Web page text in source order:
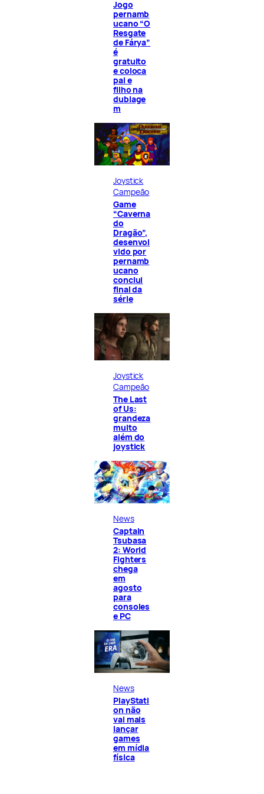
Jogo
pernamb
ucano “O
Resgate
de Fárya”
é
gratuito
e coloca
pai e
filho na
dublage
m
Joystick
Campeão
Game
“Caverna
do
Dragão”,
desenvol
vido por
pernamb
ucano
conclui
final da
série
Joystick
Campeão
The Last
of Us:
grandeza
muito
além do
joystick
News
Captain
Tsubasa
2: World
Fighters
chega
em
agosto
para
consoles
e PC
News
PlayStati
on não
vai mais
lançar
games
em mídia
física